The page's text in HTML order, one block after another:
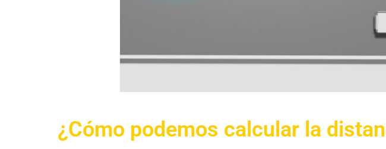
¿Cómo podemos calcular la